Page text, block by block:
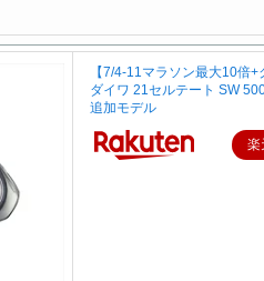
【7/4-11マラソン最大10倍+
ダイワ 21セルテート SW
追加モデル
楽